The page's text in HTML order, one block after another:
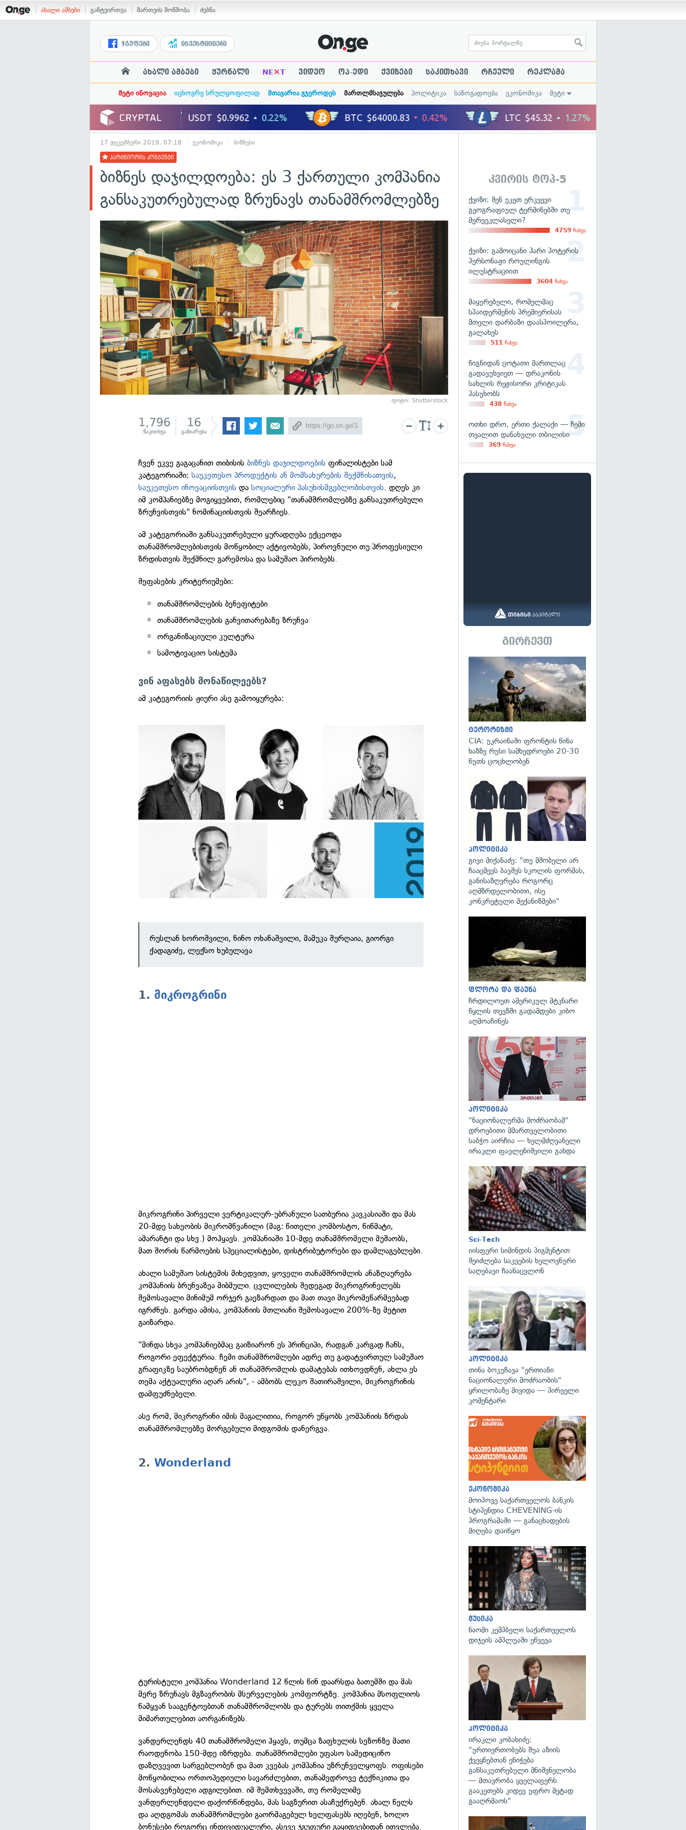
ახალი ამბები განტვირთვა მართვის მოწმობა ძებნა
ჯგუფები ინვესტიციები
ახალი ამბები ჟურნალი NE×T ვიდეო ოპ-ედი ქვიზები საკითხავი რჩეული რეკლამა
მეტი ინოვაცია იცხოვრე სრულყოფილად მთავარია გჯეროდეს მართლმსაჯულება პოლიტიკა საზოგადოება ეკონომიკა მეტი
17 დეკემბერი 2019, 07:18 ეკონომიკა ბიზნესი
პარტნიორის კონტენტი
ბიზნეს დაჯილდოება: ეს 3 ქართული კომპანია
განსაკუთრებულად ზრუნავს თანამშრომლებზე
ფოტო: Shutterstock
1,796
წაკითხვა
16
გაზიარება
ჩვენ უკვე გაგაცანით თიბისისბიზნეს დაჯილდოების ფინალისტები სამ
კატეგორიაში:საუკეთესო პროდუქტის ან მომსახურების შექმნისათვის,
საუკეთესო ინოვაციისთვის დასოციალური პასუხისმგებლობისთვის. დღეს კი
იმ კომპანიებზე მოგიყვებით, რომლებიც "თანამშრომლებზე განსაკუთრებული
ზრუნვისთვის" ნომინაციისთვის შეარჩიეს.
ამ კატეგორიაში განსაკუთრებული ყურადღება ექცეოდა
თანამშრომლებისთვის მოწყობილ აქტივობებს, პიროვნული თუ პროფესიული
ზრდისთვის შექმნილ გარემოსა და სამუშაო პირობებს.
შეფასების კრიტერიუმები:
თანამშრომლების ბენეფიტები
თანამშრომლების განვითარებაზე ზრუნვა
ორგანიზაციული კულტურა
სამოტივაციო სისტემა
ვინ აფასებს მონაწილეებს?
ამ კატეგორიის ჟიური ასე გამოიყურება:
რუსლან ხოროშვილი, ნინო ოხანაშვილი, მამუკა შურღაია, გიორგი
ქადაგიძე, ლექსო ხუბულავა
1. მიკროგრინი
მიკროგრინი პირველი ვერტიკალურ-უბრანული სათბურია კავკასიაში და მას
20-მდე სახეობის მიკრომწვანილი (მაგ: წითელი კომბოსტო, წიწმატი,
ამარანტი და სხვ.) მოჰყავს. კომპანიაში 10-მდე თანამშრომელი მუშაობს,
მათ შორის წარმოების სპეციალისტები, დისტრიბუტორები და დამლაგებლები.
ახალი სამუშაო სისტემის მიხედვით, ყოველი თანამშრომლის ანაზღაურება
კომპანიის ბრუნვაზეა მიბმული. ცვლილების შედეგად მიკროგრინელებს
შემოსავალი მინიმუმ ორჯერ გაეზარდათ და მათ თავი მიკრომეწარმეებად
იგრძნეს. გარდა ამისა, კომპანიის მთლიანი შემოსავალი 200%-ზე მეტით
გაიზარდა.
"მინდა სხვა კომპანიებმაც გაიზიარონ ეს პრინციპი, რადგან კარგად ჩანს,
როგორი ეფექტურია. ჩემი თანამშრომლები ადრე თუ გადატვირთულ სამუშაო
გრაფიკზე საუბრობდნენ ან თანამშრომლის დამატებას ითხოვდნენ, ახლა ეს
თემა აქტუალური აღარ არის", - ამბობს ლეკო შათირაშვილი, მიკროგრინის
დამფუძნებელი.
ასე რომ, მიკროგრინი იმის მაგალითია, როგორ უწყობს კომპანიის ზრდას
თანამშრომლებზე მორგებული მიდგომის დანერგვა.
2.Wonderland
ტურისტული კომპანია Wonderland 12 წლის წინ დაარსდა ბათუმში და მას
მერე ზრუნავს მგზავრობის მსურველების კომფორტზე. კომპანია მსოფლიოს
წამყვან სააგენტოებთან თანამშრომლობს და ტურებს თითქმის ყველა
მიმართულებით აორგანიზებს.
ვანდერლენდს 40 თანამშრომელი ჰყავს, თუმცა ზაფხულის სეზონზე მათი
რაოდენობა 150-მდე იზრდება. თანამშრომლები უფასო სამედიცინო
დაზღვევით სარგებლობენ და მათ კვებას კომპანია უზრუნველყოფს. ოფისები
მოწყობილია ორთოპედიული სავარძლებით, თანამედროვე ტექნიკითა და
მოსასვენებელი ადგილებით. იმ შემთხვევაში, თუ რომელიმე
ვანდერლენდელი დაქორწინდება, მას საგზურით ასაჩუქრებენ. ახალ წელს
და აღდგომას თანამშრომლები გაორმაგებულ ხელფასებს იღებენ, ხოლო
ბონუსები როგორც ინდივიდუალური, ასევე ჯგუფური გაყიდვებიდან ითვლება.
კვირის ტოპ-5
ქვიზი: შენ უკეთ ერკვევი
გეოგრაფიულ ტერმინებში თუ
მერვეკლასელი?
4759 ნახვა
ქვიზი: გამოიცანი ჰარი პოტერის
პერსონაჟი როულინგის
ილუსტრაციით
3604 ნახვა
მაყურებელი, რომელმაც
სპაიდერმენის პრემიერისას
მთელი დარბაზი დაასპოილერა,
გალახეს
511 ნახვა
წიგნიდან ცოტათი მართლაც
გადავუხვიეთ — დრაკონის
სახლის რეჟისორი კრიტიკას
პასუხობს
438 ნახვა
ოთხი დრო, ერთი ქალაქი — ჩემი
თვალით დანახული თბილისი
369 ნახვა
გირჩევთ
ტერორიზმი
CIA: უკრაინაში ფრონტის წინა
ხაზზე რუსი სამხედროები 20-30
წუთს ცოცხლობენ
პოლიტიკა
გივი მიქანაძე: "თუ მშობელი არ
ჩააცმევს ბავშვს სკოლის ფორმას,
განისაზღვრება როგორც
აღმზრდელობითი, ისე
კონკრეტული მექანიზმები"
ფლორა და ფაუნა
ჩრდილოეთ ამერიკულ მტკნარი
წყლის თევზში გადამდები კიბო
აღმოაჩინეს
პოლიტიკა
"ნაციონალურმა მოძრაობამ"
დროებითი მმართველობითი
საბჭო აირჩია — ხელმძღვანელი
ირაკლი ფავლენიშვილი გახდა
Sci-Tech
იისფერი სიმინდის პიგმენტით
შეიძლება საკვების ხელოვნური
საღებავი ჩაანაცვლონ
პოლიტიკა
თინა ბოკუჩავა "ერთიანი
ნაციონალური მოძრაობის"
ყრილობაზე მივიდა — პირველი
კომენტარი
ეკონომიკა
მოიპოვე საქართველოს ბანკის
სტიპენდია CHEVENING-ის
პროგრამაში — განაცხადების
მიღება დაიწყო
მუსიკა
ნაომი კემპბელი საქართველოს
დიჯეის ამპლუაში ეწვევა
პოლიტიკა
ირაკლი კობახიძე:
"ურთიერთობებს შუა აზიის
ქვეყნებთან ენიჭება
განსაკუთრებული მნიშვნელობა
— მთავრობა ყველაფერს
გააკეთებს კიდევ უფრო მეტად
გააღრმაოს"